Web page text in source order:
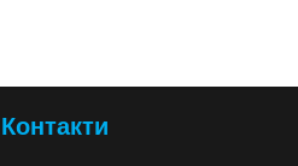
Контакти